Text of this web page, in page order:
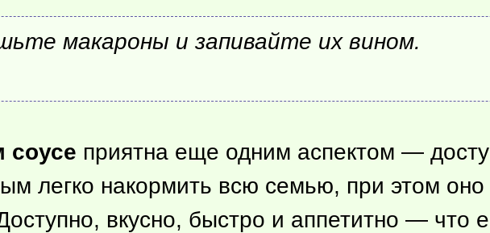
макароны и запивайте их вином.
соусе приятна еще одним аспектом —
легко накормить всю семью, при этом оно
вкусно, быстро и аппетитно — что